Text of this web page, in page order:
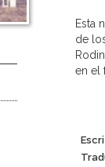
Esta
de
en el